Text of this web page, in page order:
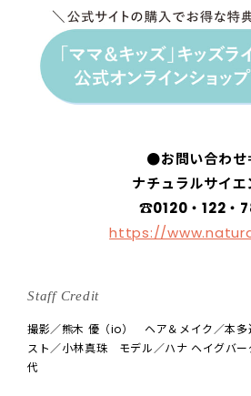
●お問い合わせ
ナチュラルサイエ
☎︎0120・122・
https://
Staff Credit
撮影／熊木 優（io） ヘア＆メイク／本
スト／小林真珠 モデル／ハナ ヘイグバ
代